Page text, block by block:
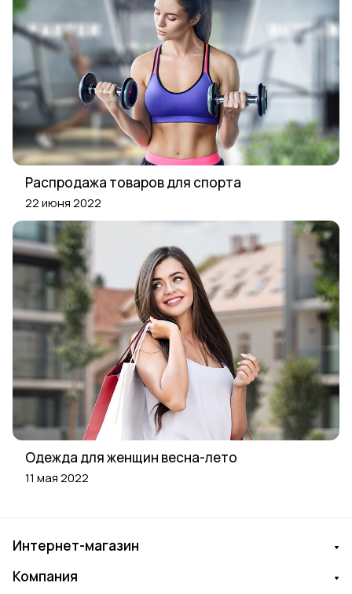
Распродажа товаров для спорта
22 июня 2022
Одежда для женщин весна-лето
11 мая 2022
Интернет-магазин
Компания